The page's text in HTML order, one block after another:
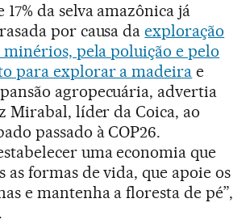
17% da selva amazônica já
por causa daexploração
pela poluição e pelo
para explorar a madeira e
agropecuária, advertia
Mirabal, líder da Coica, ao
passado à COP26.
uma economia que
as formas de vida, que apoie os
e mantenha a floresta de pé”,